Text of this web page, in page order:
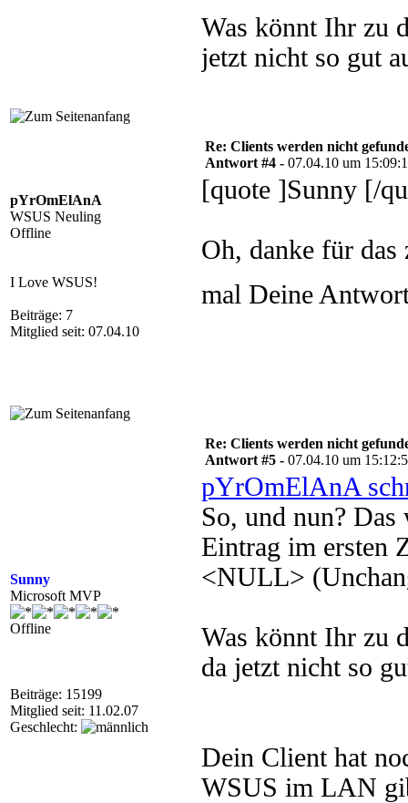
Was könnt Ihr zu
jetzt nicht so gut
pYrOmElAnA
WSUS Neuling
Offline
I Love WSUS!
Beiträge: 7
Mitglied seit: 07.04.10
Re: Clients werden nicht
Antwort #4 - 07.04.10 um
[quote ]Sunny [/
Oh, danke für
mal Deine
Sunny
Microsoft MVP
Offline
Beiträge: 15199
Mitglied seit: 11.02.07
Geschlecht:
Re: Clients werden nicht
Antwort #5 - 07.04.10 um
pYrOmElAnA
So, und nun?
Eintrag im ersten
<NULL>
Was könnt Ihr zu
da jetzt nicht so
Dein Client hat
WSUS im LAN